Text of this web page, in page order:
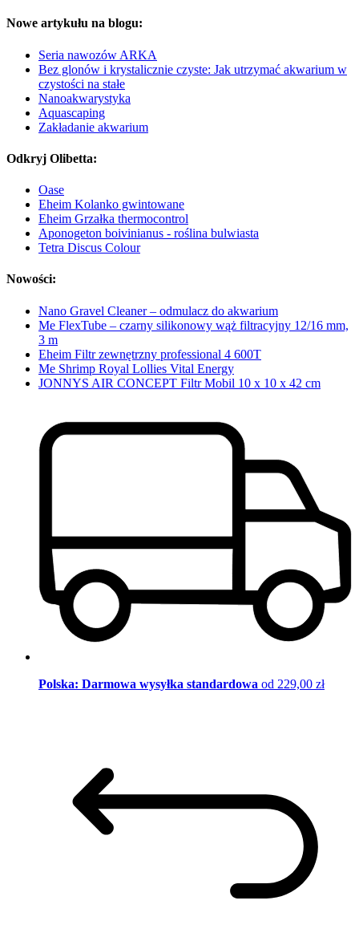
Nowe artykułu na blogu:
Seria nawozów ARKA
Bez glonów i krystalicznie czyste: Jak utrzymać akwarium w
czystości na stałe
Nanoakwarystyka
Aquascaping
Zakładanie akwarium
Odkryj Olibetta:
Oase
Eheim Kolanko gwintowane
Eheim Grzałka thermocontrol
Aponogeton boivinianus - roślina bulwiasta
Tetra Discus Colour
Nowości:
Nano Gravel Cleaner – odmulacz do akwarium
Me FlexTube – czarny silikonowy wąż filtracyjny 12/16 mm,
3 m
Eheim Filtr zewnętrzny professional 4 600T
Me Shrimp Royal Lollies Vital Energy
JONNYS AIR CONCEPT Filtr Mobil 10 x 10 x 42 cm
Polska: Darmowa wysyłka standardowa od 229,00 zł